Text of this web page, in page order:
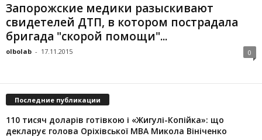
Запорожские медики разыскивают
свидетелей ДТП, в котором пострадала
бригада "скорой помощи"...
olbolab - 17.11.2015 0
Последние публикации
110 тисяч доларів готівкою і «Жигулі-Копійка»: що
декларує голова Оріхівської МВА Микола Вініченко